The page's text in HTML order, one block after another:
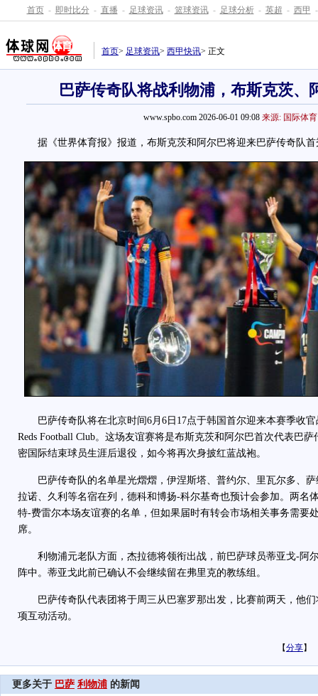
首页 - 即时比分 - 直播 - 足球资讯 - 篮球资讯 - 足球分析 - 英超 - 西甲 -
首页> 足球资讯> 西甲快讯> 正文
巴萨传奇队将战利物浦，布斯克茨、
www.spbo.com 2026-06-01 09:08 来源: 国际体育
据《世界体育报》报道，布斯克茨和阿尔巴将迎来巴萨传奇队首
巴萨传奇队将在北京时间6月6日17点于韩国首尔迎来本赛季收官
Reds Football Club。这场友谊赛将是布斯克茨和阿尔巴首次代表巴
密国际结束球员生涯后退役，如今将再次身披红蓝战袍。
巴萨传奇队的名单星光熠熠，伊涅斯塔、普约尔、里瓦尔多、萨
拉诺、久利等名宿在列，德科和博扬-科尔基奇也预计会参加。两名
特-费雷尔本场友谊赛的名单，但如果届时有转会市场相关事务需要
席。
利物浦元老队方面，杰拉德将领衔出战，前巴萨球员蒂亚戈-阿
阵中。蒂亚戈此前已确认不会继续留在弗里克的教练组。
巴萨传奇队代表团将于周三从巴塞罗那出发，比赛前两天，他们
项互动活动。
【分享】
更多关于 巴萨 利物浦 的新闻